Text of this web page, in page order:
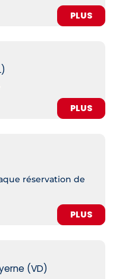
PLUS
PLUS
réservation de
PLUS
(VD)